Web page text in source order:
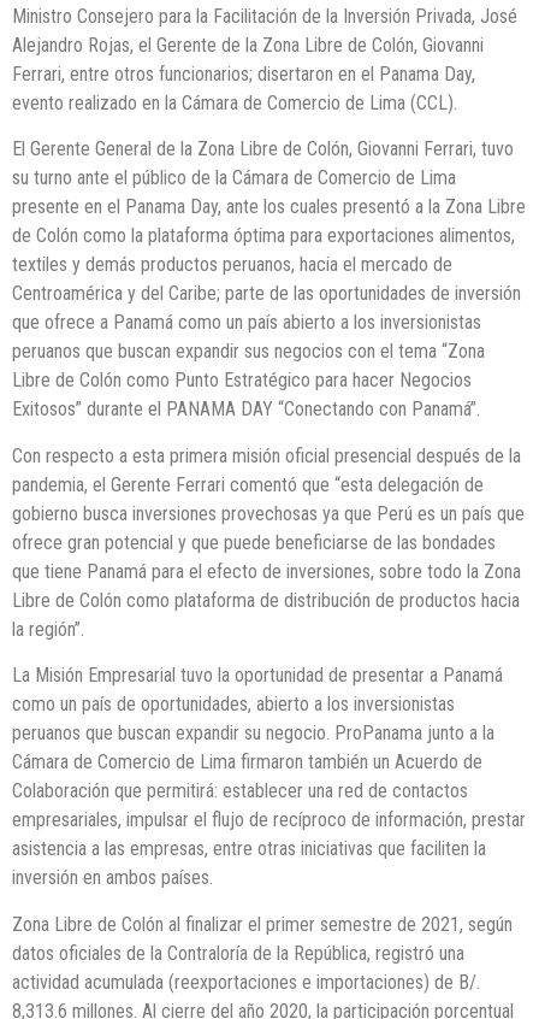
Ministro Consejero para la Facilitación de la Inversión Privada, José
Alejandro Rojas, el Gerente de la Zona Libre de Colón, Giovanni
Ferrari, entre otros funcionarios; disertaron en el Panama Day,
evento realizado en la Cámara de Comercio de Lima (CCL).
El Gerente General de la Zona Libre de Colón, Giovanni Ferrari, tuvo
su turno ante el público de la Cámara de Comercio de Lima
presente en el Panama Day, ante los cuales presentó a la Zona Libre
de Colón como la plataforma óptima para exportaciones alimentos,
textiles y demás productos peruanos, hacia el mercado de
Centroamérica y del Caribe; parte de las oportunidades de inversión
que ofrece a Panamá como un país abierto a los inversionistas
peruanos que buscan expandir sus negocios con el tema “Zona
Libre de Colón como Punto Estratégico para hacer Negocios
Exitosos” durante el PANAMA DAY “Conectando con Panamá”.
Con respecto a esta primera misión oficial presencial después de la
pandemia, el Gerente Ferrari comentó que “esta delegación de
gobierno busca inversiones provechosas ya que Perú es un país que
ofrece gran potencial y que puede beneficiarse de las bondades
que tiene Panamá para el efecto de inversiones, sobre todo la Zona
Libre de Colón como plataforma de distribución de productos hacia
la región”.
La Misión Empresarial tuvo la oportunidad de presentar a Panamá
como un país de oportunidades, abierto a los inversionistas
peruanos que buscan expandir su negocio. ProPanama junto a la
Cámara de Comercio de Lima firmaron también un Acuerdo de
Colaboración que permitirá: establecer una red de contactos
empresariales, impulsar el flujo de recíproco de información, prestar
asistencia a las empresas, entre otras iniciativas que faciliten la
inversión en ambos países.
Zona Libre de Colón al finalizar el primer semestre de 2021, según
datos oficiales de la Contraloría de la República, registró una
actividad acumulada (reexportaciones e importaciones) de B/.
8,313.6 millones. Al cierre del año 2020, la participación porcentual